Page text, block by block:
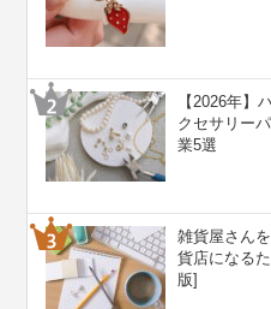
【2026年】
クセサリー
業5選
雑貨屋さん
貨店になる
版]